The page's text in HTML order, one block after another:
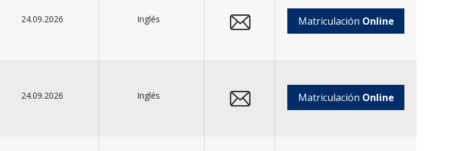
24.09.2026 Inglés Matriculación Online
24.09.2026 Inglés Matriculación Online